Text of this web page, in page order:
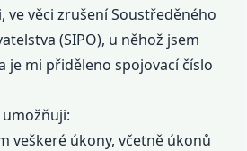
ve věci zrušení Soustředěného
(SIPO), u něhož jsem
je mi přiděleno spojovací číslo
veškeré úkony, včetně úkonů